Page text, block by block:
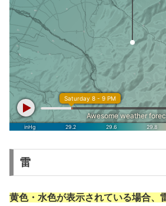
雷
黄色・水色が表示されている場合、